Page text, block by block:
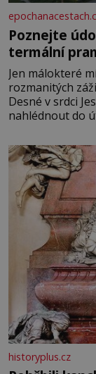
Poznejte
termální
Jen málokteré
rozmanitých
Desné v srdci
nahlédnout do
se na
Velkých
historyplus.cz